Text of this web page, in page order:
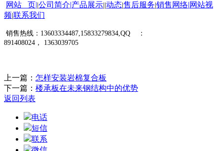
网站 页| 公司简介|产品展示 动态售后服务 销售网络|网站视
频 联系我们
销售热线： 13603334487,15833279834,QQ
：
891408024 ， 1363039705
上一篇： 怎样安装岩棉复合板
下一篇： 楼承板在未来钢结构中的优势
返回列表
电话
短信
联系